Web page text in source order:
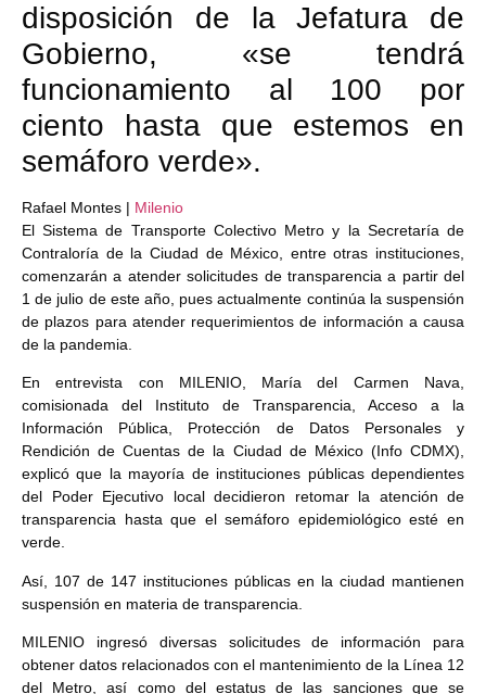
disposición de la Jefatura de
Gobierno, «se tendrá
funcionamiento al 100 por
ciento hasta que estemos en
semáforo verde».
Rafael Montes | Milenio
El Sistema de Transporte Colectivo Metro y la Secretaría de
Contraloría de la Ciudad de México, entre otras instituciones,
comenzarán a atender solicitudes de transparencia a partir del
1 de julio de este año, pues actualmente continúa la suspensión
de plazos para atender requerimientos de información a causa
de la pandemia.
En entrevista con MILENIO, María del Carmen Nava,
comisionada del Instituto de Transparencia, Acceso a la
Información Pública, Protección de Datos Personales y
Rendición de Cuentas de la Ciudad de México (Info CDMX),
explicó que la mayoría de instituciones públicas dependientes
del Poder Ejecutivo local decidieron retomar la atención de
transparencia hasta que el semáforo epidemiológico esté en
verde.
Así, 107 de 147 instituciones públicas en la ciudad mantienen
suspensión en materia de transparencia.
MILENIO ingresó diversas solicitudes de información para
obtener datos relacionados con el mantenimiento de la Línea 12
del Metro, así como del estatus de las sanciones que se